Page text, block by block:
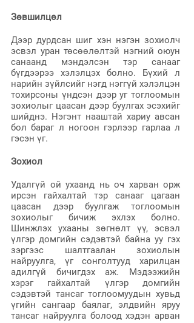
Зөвшилцөл
Дээр дурдсан шиг хэн нэгэн зохиолч
эсвэл уран төсөөлөлтэй нэгний оюун
санаанд мэндэлсэн тэр санааг
бүгдээрээ хэлэлцэх болно. Бүхий л
нарийн зүйлсийг нэгд нэггүй хэлэлцэн
тохирсоны үндсэн дээр уг тоглоомын
зохиолыг цаасан дээр буулгах эсэхийг
шийднэ. Нэгэнт нааштай хариу авсан
бол бараг л ногоон гэрлээр гарлаа л
гэсэн үг.
Зохиол
Удалгүй ой ухаанд нь оч харван орж
ирсэн гайхалтай тэр санааг цагаан
цаасан дээр буулгаж тоглоомын
зохиолыг бичиж эхлэх болно.
Шинжлэх ухааны зөгнөлт үү, эсвэл
үлгэр домгийн сэдэвтэй байна уу гэх
зэргээс шалтгаалан зохиолын
найруулга, үг сонголтууд харилцан
адилгүй бичигдэх аж. Мэдээжийн
хэрэг гайхалтай үлгэр домгийн
сэдэвтэй тансаг тоглоомуудын хувьд
үгийн сангаар баялаг, элдвийн яруу
тансаг найруулга болоод хэдэн арван